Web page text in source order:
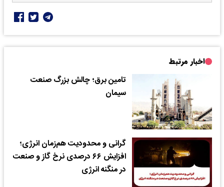
اخبار مرتبط
تامین برق؛ چالش بزرگ صنعت
سیمان
گرانی و محدودیت هم‌زمان انرژی؛
افزایش ۶۶ درصدی نرخ گاز و صنعت
در منگنه انرژی